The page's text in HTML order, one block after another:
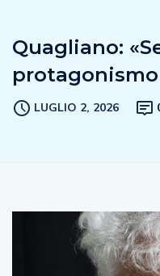
Quagliano:
LUGLIO 2, 2026